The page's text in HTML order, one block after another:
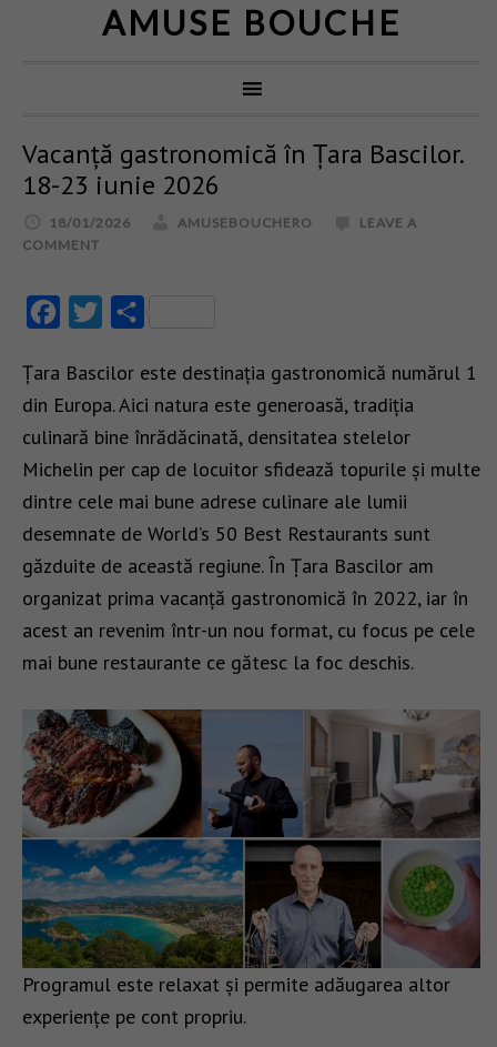
AMUSE BOUCHE
Vacanță gastronomică în Țara Bascilor.
18-23 iunie 2026
18/01/2026 AMUSEBOUCHERO
LEAVE A
COMMENT
FacebookTwitter
Țara Bascilor este destinația gastronomică numărul 1
din Europa. Aici natura este generoasă, tradiția
culinară bine înrădăcinată, densitatea stelelor
Michelin per cap de locuitor sfidează topurile și multe
dintre cele mai bune adrese culinare ale lumii
desemnate de World’s 50 Best Restaurants sunt
găzduite de această regiune. În Țara Bascilor am
organizat prima vacanță gastronomică în 2022, iar în
acest an revenim într-un nou format, cu focus pe cele
mai bune restaurante ce gătesc la foc deschis.
Programul este relaxat și permite adăugarea altor
experiențe pe cont propriu.